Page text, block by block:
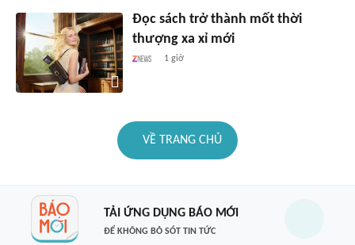
Đọc sách trở thành mốt thời
thượng xa xỉ mới
1 giờ
VỀ TRANG CHỦ
TẢI ỨNG DỤNG BÁO MỚI
ĐỂ KHÔNG BỎ SÓT TIN TỨC